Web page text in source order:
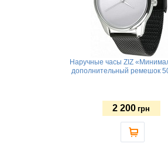
Наручные часы ZIZ
дополнительный ремешок
2 200 грн